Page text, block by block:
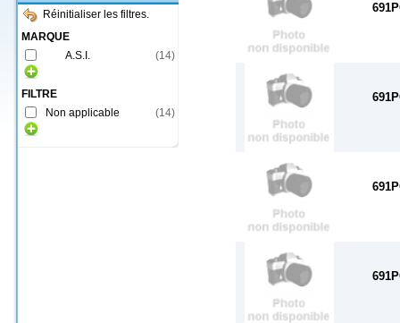
Réinitialiser les filtres.
MARQUE
A.S.I.
(14)
FILTRE
Non applicable
(14)